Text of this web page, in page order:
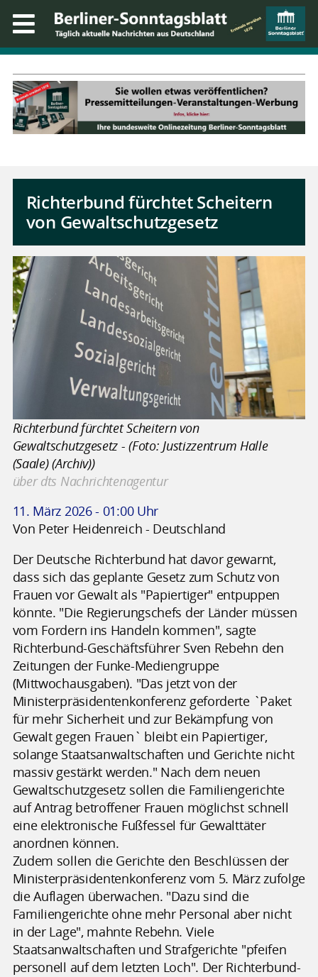
Richterbund fürchtet Scheitern
von Gewaltschutzgesetz
Richterbund fürchtet Scheitern von
Gewaltschutzgesetz - (Foto: Justizzentrum Halle
(Saale) (Archiv))
über dts Nachrichtenagentur
11. März 2026 - 01:00 Uhr
Von Peter Heidenreich - Deutschland
Der Deutsche Richterbund hat davor gewarnt,
dass sich das geplante Gesetz zum Schutz von
Frauen vor Gewalt als "Papiertiger" entpuppen
könnte. "Die Regierungschefs der Länder müssen
vom Fordern ins Handeln kommen", sagte
Richterbund-Geschäftsführer Sven Rebehn den
Zeitungen der Funke-Mediengruppe
(Mittwochausgaben). "Das jetzt von der
Ministerpräsidentenkonferenz geforderte `Paket
für mehr Sicherheit und zur Bekämpfung von
Gewalt gegen Frauen` bleibt ein Papiertiger,
solange Staatsanwaltschaften und Gerichte nicht
massiv gestärkt werden." Nach dem neuen
Gewaltschutzgesetz sollen die Familiengerichte
auf Antrag betroffener Frauen möglichst schnell
eine elektronische Fußfessel für Gewalttäter
anordnen können.
Zudem sollen die Gerichte den Beschlüssen der
Ministerpräsidentenkonferenz vom 5. März zufolge
die Auflagen überwachen. "Dazu sind die
Familiengerichte ohne mehr Personal aber nicht
in der Lage", mahnte Rebehn. Viele
Staatsanwaltschaften und Strafgerichte "pfeifen
personell auf dem letzten Loch". Der Richterbund-